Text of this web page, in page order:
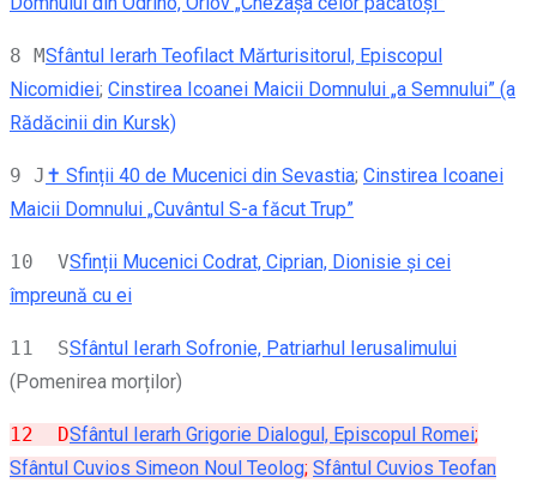
8 MSfântul Ierarh Teofilact Mărturisitorul, Episcopul
Nicomidiei; Cinstirea Icoanei Maicii Domnului „a Semnului” (a
Rădăcinii din Kursk)
9 J ✝ Sfinții 40 de Mucenici din Sevastia; Cinstirea Icoanei
Maicii Domnului „Cuvântul S-a făcut Trup”
10 VSfinții Mucenici Codrat, Ciprian, Dionisie şi cei
împreună cu ei
11 SSfântul Ierarh Sofronie, Patriarhul Ierusalimului
(Pomenirea morților)
12 DSfântul Ierarh Grigorie Dialogul, Episcopul Romei;
Sfântul Cuvios Simeon Noul Teolog; Sfântul Cuvios Teofan